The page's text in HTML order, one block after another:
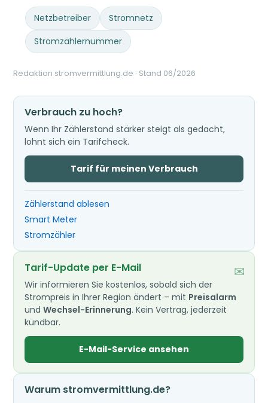
Netzbetreiber
Stromnetz
Stromzählernummer
Redaktion stromvermittlung.de · Stand 06/2026
Verbrauch zu hoch?
Wenn Ihr Zählerstand stärker steigt als gedacht,
lohnt sich ein Tarifcheck.
Tarif für meinen Verbrauch
Zählerstand ablesen
Smart Meter
Stromzähler
✉
Tarif-Update per E-Mail
Wir informieren Sie kostenlos, sobald sich der
Strompreis in Ihrer Region ändert – mit Preisalarm
undWechsel-Erinnerung. Kein Vertrag, jederzeit
kündbar.
E-Mail-Service ansehen
Warum stromvermittlung.de?